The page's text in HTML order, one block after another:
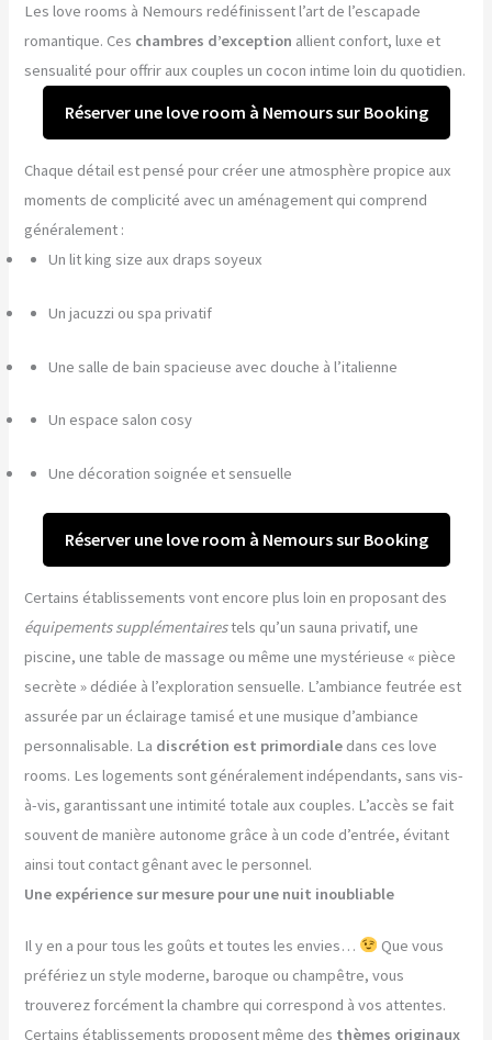
Les love rooms à Nemours redéfinissent l’art de l’escapade
romantique. Ces chambres d’exception allient confort, luxe et
sensualité pour offrir aux couples un cocon intime loin du quotidien.
Réserver une love room à Nemours sur Booking
Chaque détail est pensé pour créer une atmosphère propice aux
moments de complicité avec un aménagement qui comprend
généralement :
Un lit king size aux draps soyeux
Un jacuzzi ou spa privatif
Une salle de bain spacieuse avec douche à l’italienne
Un espace salon cosy
Une décoration soignée et sensuelle
Réserver une love room à Nemours sur Booking
Certains établissements vont encore plus loin en proposant des
équipements supplémentairestels qu’un sauna privatif, une
piscine, une table de massage ou même une mystérieuse « pièce
secrète » dédiée à l’exploration sensuelle. L’ambiance feutrée est
assurée par un éclairage tamisé et une musique d’ambiance
personnalisable. La discrétion est primordiale dans ces love
rooms. Les logements sont généralement indépendants, sans vis-
à-vis, garantissant une intimité totale aux couples. L’accès se fait
souvent de manière autonome grâce à un code d’entrée, évitant
ainsi tout contact gênant avec le personnel.
Une expérience sur mesure pour une nuit inoubliable
Il y en a pour tous les goûts et toutes les envies…
Que vous
préfériez un style moderne, baroque ou champêtre, vous
trouverez forcément la chambre qui correspond à vos attentes.
Certains établissements proposent même des thèmes originaux